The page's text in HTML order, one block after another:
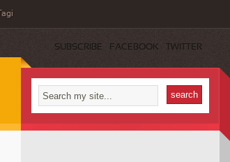
Tagi
SUBSCRIBE FACEBOOK TWITTER